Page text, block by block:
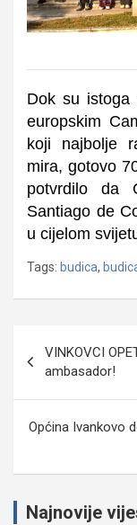
Dok su istoga
europskim
koji najbolje
mira, gotovo
potvrdilo da
Santiago de
u cijelom
Tags: budica,
objava
VINKOVCI
ambasador!
Općina Ivankovo
Najnovije